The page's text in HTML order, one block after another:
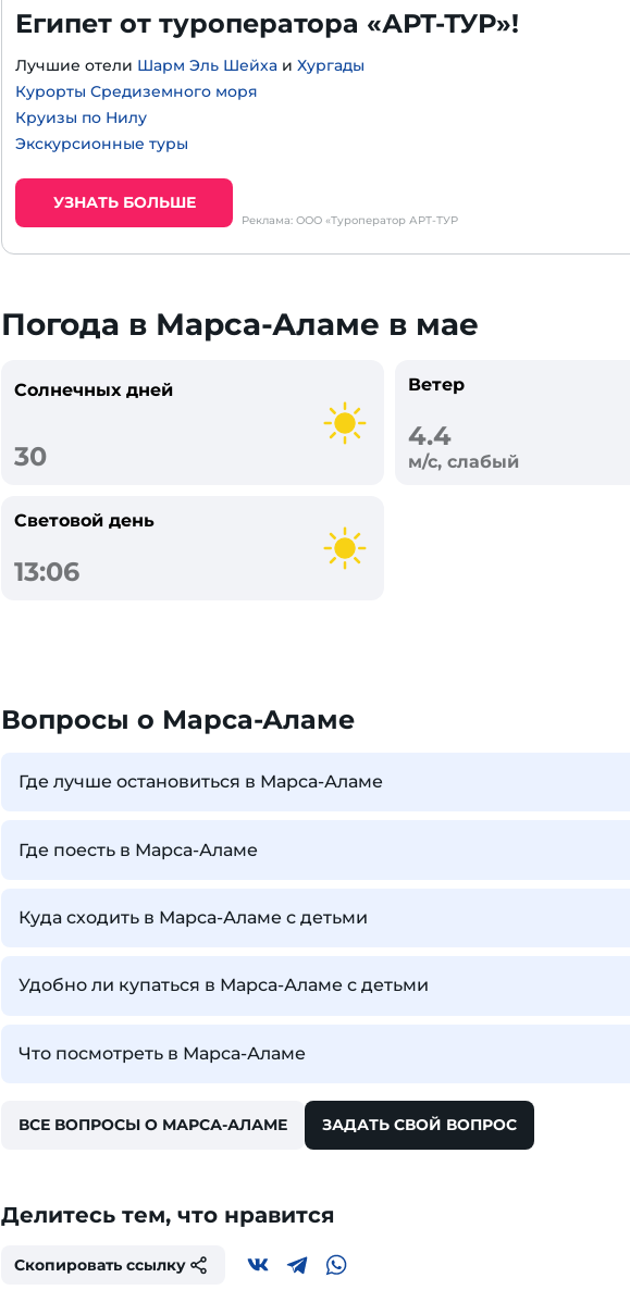
Египет от туроператора «АРТ-ТУР»!
Лучшие отели Шарм Эль Шейха и Хургады
Курорты Средиземного моря
Круизы по Нилу
Экскурсионные туры
УЗНАТЬ БОЛЬШЕ
Реклама: ООО «Туроператор АРТ-ТУР
Погода в Марса-Аламе в мае
Солнечных дней
30
Ветер
4.4
м/с, слабый
Световой день
13:06
Вопросы о Марса-Аламе
Где лучше остановиться в Марса-Аламе
Где поесть в Марса-Аламе
Куда сходить в Марса-Аламе с детьми
Удобно ли купаться в Марса-Аламе с детьми
Что посмотреть в Марса-Аламе
ВСЕ ВОПРОСЫ О МАРСА-АЛАМЕ ЗАДАТЬ СВОЙ ВОПРОС
Делитесь тем, что нравится
Скопировать ссылку